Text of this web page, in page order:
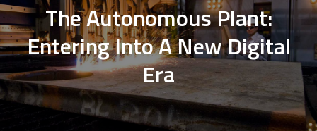
The Autonomous Plant:
Entering Into A New Digital
Era